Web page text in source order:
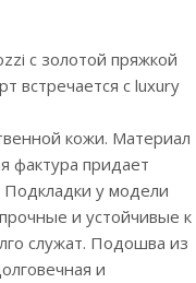
с золотой пряжкой
встречается с luxury
кожи. Материал
фактура придает
у модели
и устойчивые к
служат. Подошва из
и